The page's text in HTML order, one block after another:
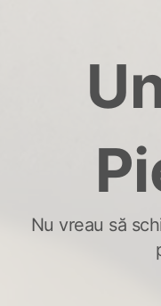
Nu vreau să